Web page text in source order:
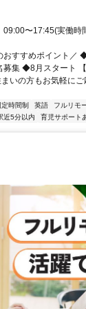
09:00〜17:45(実働
おすすめポイント
集 ◆8月スタート 【
いの方もお気軽にご
定時間制 英語 フルリモ
近5分以内 育児サポート